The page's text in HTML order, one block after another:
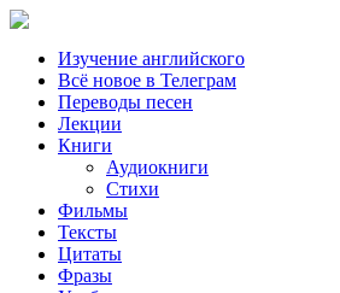
Изучение английского
Всё новое в Телеграм
Переводы песен
Лекции
Книги
Аудиокниги
Стихи
Фильмы
Тексты
Цитаты
Фразы